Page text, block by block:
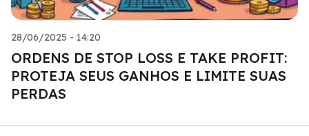
28/06/2025 - 14:20
ORDENS DE STOP LOSS E TAKE PROFIT:
PROTEJA SEUS GANHOS E LIMITE SUAS
PERDAS